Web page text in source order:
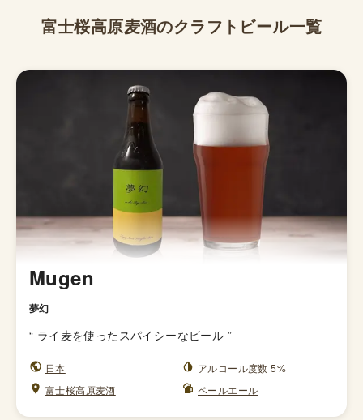
富士桜高原麦酒のクラフトビール一覧
Mugen
夢幻
“ ライ麦を使ったスパイシーなビール ”
日本
アルコール度数 5%
富士桜高原麦酒
ペールエール